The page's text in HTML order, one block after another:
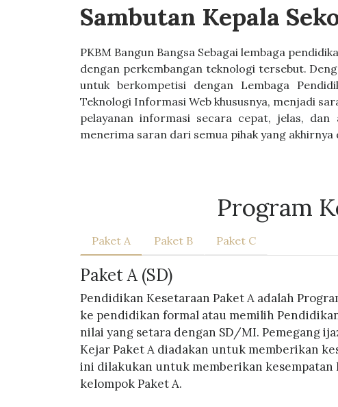
Sambutan Kepala
PKBM Bangun Bangsa Sebagai lembaga
dengan perkembangan teknologi tersebut.
untuk berkompetisi dengan Lembaga
Teknologi Informasi Web khususnya, menjadi
pelayanan informasi secara cepat, jelas,
menerima saran dari semua pihak yang
Program
Paket A Paket B Paket C
Paket A (SD)
Pendidikan Kesetaraan Paket A adalah
ke pendidikan formal atau memilih
nilai yang setara dengan SD/MI. Pemegang
Kejar Paket A diadakan untuk memberikan
ini dilakukan untuk memberikan kesempatan
kelompok Paket A.